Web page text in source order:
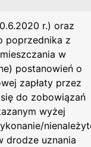
r.) oraz
poprzednika z
w
postanowień o
zapłaty przez
do zobowiązań
wyżej
drodze uznania